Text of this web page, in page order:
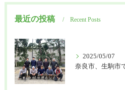
最近の投稿 Recent Posts
2025/05/07